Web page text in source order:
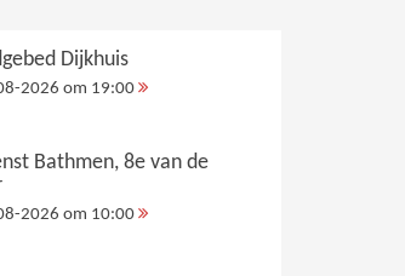
Dijkhuis
2026 om 19:00
Bathmen, 8e van de
2026 om 10:00